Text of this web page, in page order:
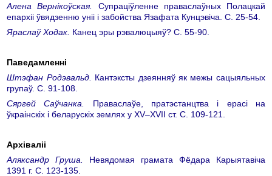
Алена Вернікоўская.
Супраціўленне праваслаўных Полацкай
епархіі ўвядзенню уніі і забойства Язафата Кунцэвіча. С. 25-54.
Яраслаў Ходак. Канец эры рэвалюцыяў? С. 55-90.
Паведамленні
Штэфан Родэвальд.
Кантэксты дзеянняў як межы сацыяльных
групаў. С. 91-108.
Сяргей Саўчанка.
Праваслаўе, пратэстанцтва і ерасi на
ўкраінскіх і беларускіх землях у XV–XVII ст. С. 109-121.
Архіваліі
Аляксандр Груша.
Невядомая грамата Фёдара Карыятавіча
1391 г. С. 123-135.